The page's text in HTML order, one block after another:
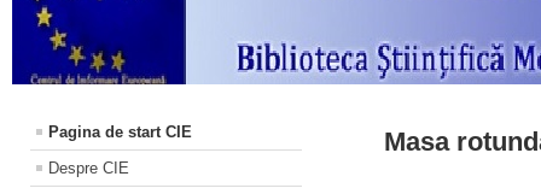
Pagina de start CIE
Despre CIE
Masa